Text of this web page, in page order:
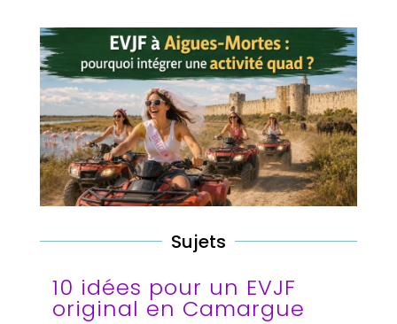
Sujets
10 idées pour un EVJF
original en Camargue